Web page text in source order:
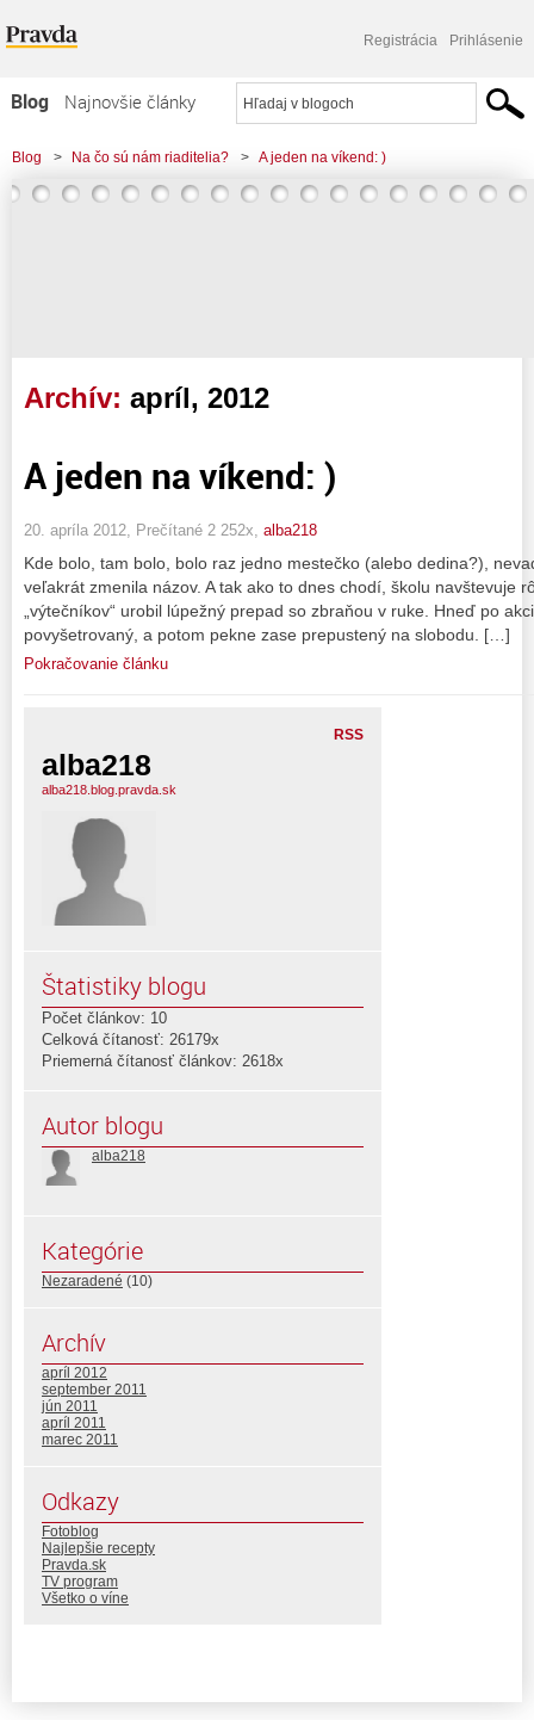
Registrácia Prihlásenie
Blog
Najnovšie články
Najčítanejšie články
Najkomentovanejšie články
Blog > Na čo sú nám riaditelia? > A jeden na víkend: )
Archív: apríl, 2012
A jeden na víkend: )
20. apríla 2012, Prečítané 2 252x, alba218
Kde bolo, tam bolo, bolo raz jedno mestečko (alebo dedina?),
veľakrát zmenila názov. A tak ako to dnes chodí, školu navštevuje
„výtečníkov“ urobil lúpežný prepad so zbraňou v ruke. Hneď po
povyšetrovaný, a potom pekne zase prepustený na slobodu. […]
Pokračovanie článku
RSS
alba218
alba218.blog.pravda.sk
Štatistiky blogu
Počet článkov: 10
Celková čítanosť: 26179x
Priemerná čítanosť článkov: 2618x
Autor blogu
alba218
Kategórie
Nezaradené (10)
Archív
apríl 2012
september 2011
jún 2011
apríl 2011
marec 2011
Odkazy
Fotoblog
Najlepšie recepty
Pravda.sk
TV program
Všetko o víne